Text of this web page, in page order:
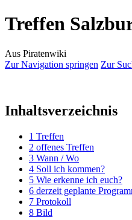
Treffen
Aus Piratenwiki
Zur Navigation springen Zur
Inhaltsverzeichnis
1 Treffen
2 offenes Treffen
3 Wann / Wo
4 Soll ich kommen?
5 Wie erkenne ich euch?
6 derzeit geplante
7 Protokoll
8 Bild